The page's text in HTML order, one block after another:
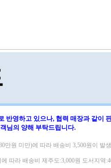
반영하고 있으나, 협력 매장과 같이
님의 양해 부탁드립니다.
만원 미만)에 따라 배송비 3,500원이 발
에 따라 배송비 제주도:3,000원 도서지역